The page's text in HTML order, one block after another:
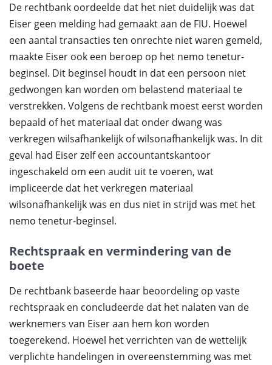
De rechtbank oordeelde dat het niet duidelijk was dat
Eiser geen melding had gemaakt aan de FIU. Hoewel
een aantal transacties ten onrechte niet waren gemeld,
maakte Eiser ook een beroep op het nemo tenetur-
beginsel. Dit beginsel houdt in dat een persoon niet
gedwongen kan worden om belastend materiaal te
verstrekken. Volgens de rechtbank moest eerst worden
bepaald of het materiaal dat onder dwang was
verkregen wilsafhankelijk of wilsonafhankelijk was. In dit
geval had Eiser zelf een accountantskantoor
ingeschakeld om een audit uit te voeren, wat
impliceerde dat het verkregen materiaal
wilsonafhankelijk was en dus niet in strijd was met het
nemo tenetur-beginsel.
Rechtspraak en vermindering van de
boete
De rechtbank baseerde haar beoordeling op vaste
rechtspraak en concludeerde dat het nalaten van de
werknemers van Eiser aan hem kon worden
toegerekend. Hoewel het verrichten van de wettelijk
verplichte handelingen in overeenstemming was met